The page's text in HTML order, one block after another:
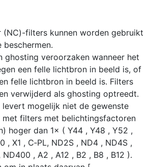
(NC)-filters kunnen worden gebruikt
beschermen.
ghosting veroorzaken wanneer het
een felle lichtbron in beeld is, of
felle lichtbron in beeld is. Filters
verwijderd als ghosting optreedt.
mogelijk niet de gewenste
met filters met belichtingsfactoren
hoger dan 1× ( Y44 , Y48 , Y52 ,
, X1 , C‑PL, ND2S , ND4 , ND4S ,
, A2 , A12 , B2 , B8 , B12 ).